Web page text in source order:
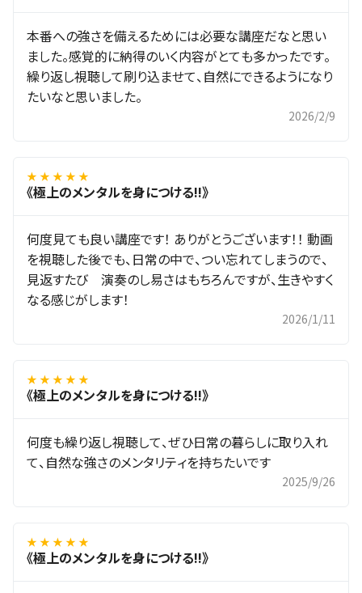
本番への強さを備えるためには必要な講座だなと思い
ました。感覚的に納得のいく内容がとても多かったです。
繰り返し視聴して刷り込ませて、自然にできるようになり
たいなと思いました。
2026/2/9
★ ★ ★ ★ ★
《極上のメンタルを身につける!!》
何度見ても良い講座です！ ありがとうございます！！ 動画
を視聴した後でも、日常の中で、つい忘れてしまうので、
見返すたび 演奏のし易さはもちろんですが、生きやすく
なる感じがします！
2026/1/11
★ ★ ★ ★ ★
《極上のメンタルを身につける!!》
何度も繰り返し視聴して、ぜひ日常の暮らしに取り入れ
て、自然な強さのメンタリティを持ちたいです
2025/9/26
★ ★ ★ ★ ★
《極上のメンタルを身につける!!》